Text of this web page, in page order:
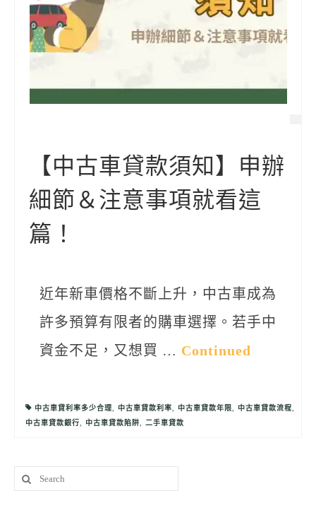
時事解析
生活理財
【中古車貸款須知】申辦
細節＆注意事項就看這
篇！
近年新車價格不斷上升，中古車成為
許多預算有限者的購車選擇。若手中
資金不足，又想買 … Continued
中古車貸利率多少合理, 中古車貸款利率, 中古車貸款年限, 中古車貸款流程,
中古車貸款銀行, 中古車貸款陷阱, 二手車貸款
Search
for: